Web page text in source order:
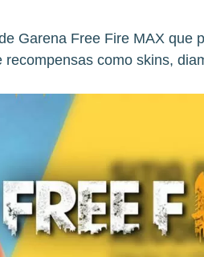
Garena Free Fire MAX que
recompensas como skins,